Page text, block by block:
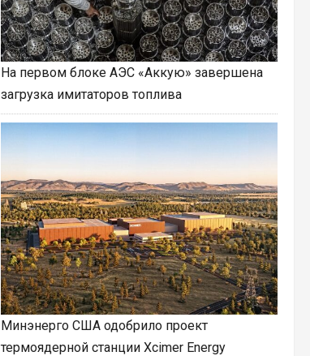
На первом блоке АЭС «Аккую» завершена
загрузка имитаторов топлива
Минэнерго США одобрило проект
термоядерной станции Xcimer Energy